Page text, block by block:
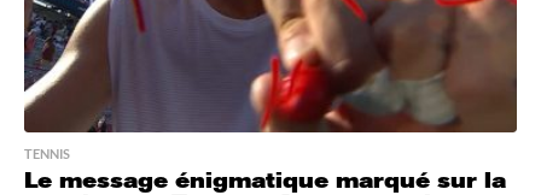
TENNIS
Le message énigmatique marqué sur la